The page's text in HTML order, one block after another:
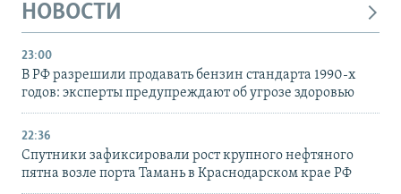
НОВОСТИ
23:00
В РФ разрешили продавать бензин стандарта 1990-х
годов: эксперты предупреждают об угрозе здоровью
22:36
Спутники зафиксировали рост крупного нефтяного
пятна возле порта Тамань в Краснодарском крае РФ